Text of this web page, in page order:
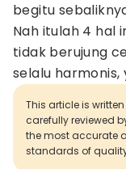
begitu
Nah itulah 4 hal
tidak berujung
selalu harmonis,
This article is
carefully reviewed
the most accurate
standards of